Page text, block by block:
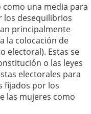
una media para
los desequilibrios
principalmente
la colocación de
electoral). Estas se
o las leyes
electorales para
fijados por los
las mujeres como